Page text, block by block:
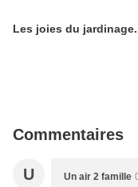
Les joies du
Commentaires
U Un air 2 famille